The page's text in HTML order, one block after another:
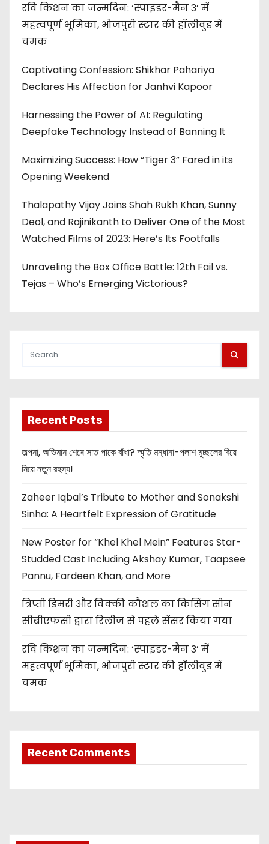
रवि किशन का जन्मदिन: ‘स्पाइडर-मैन 3’ में
महत्वपूर्ण भूमिका, भोजपुरी स्टार की हॉलीवुड में
चमक
Captivating Confession: Shikhar Pahariya
Declares His Affection for Janhvi Kapoor
Harnessing the Power of AI: Regulating
Deepfake Technology Instead of Banning It
Maximizing Success: How “Tiger 3” Fared in its
Opening Weekend
Thalapathy Vijay Joins Shah Rukh Khan, Sunny
Deol, and Rajinikanth to Deliver One of the Most
Watched Films of 2023: Here’s Its Footfalls
Unraveling the Box Office Battle: 12th Fail vs.
Tejas – Who’s Emerging Victorious?
Recent Posts
জল্পনা, অভিমান শেষে সাত পাকে বাঁধা? স্মৃতি মন্ধানা-পলাশ মুচ্ছলের বিয়ে
নিয়ে নতুন রহস্য!
Zaheer Iqbal’s Tribute to Mother and Sonakshi
Sinha: A Heartfelt Expression of Gratitude
New Poster for “Khel Khel Mein” Features Star-
Studded Cast Including Akshay Kumar, Taapsee
Pannu, Fardeen Khan, and More
त्रिप्ती डिमरी और विक्की कौशल का किसिंग सीन
सीबीएफसी द्वारा रिलीज से पहले सेंसर किया गया
रवि किशन का जन्मदिन: ‘स्पाइडर-मैन 3’ में
महत्वपूर्ण भूमिका, भोजपुरी स्टार की हॉलीवुड में
चमक
Recent Comments